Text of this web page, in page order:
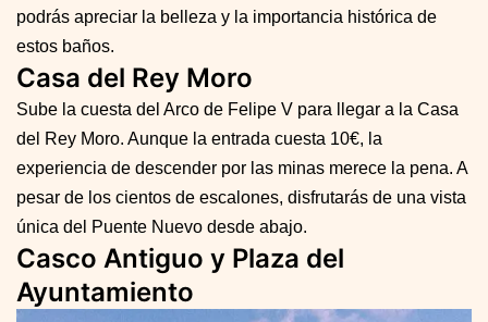
podrás apreciar la belleza y la importancia histórica de
estos baños.
Casa del Rey Moro
Sube la cuesta del Arco de Felipe V para llegar a la Casa
del Rey Moro. Aunque la entrada cuesta 10€, la
experiencia de descender por las minas merece la pena. A
pesar de los cientos de escalones, disfrutarás de una vista
única del Puente Nuevo desde abajo.
Casco Antiguo y Plaza del
Ayuntamiento